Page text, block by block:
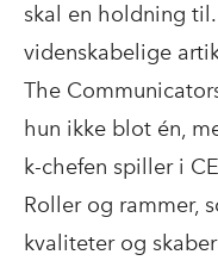
skal en holdning
videnskabelige
The
hun ikke blot én,
k-chefen spiller i
Roller og rammer,
kvaliteter og